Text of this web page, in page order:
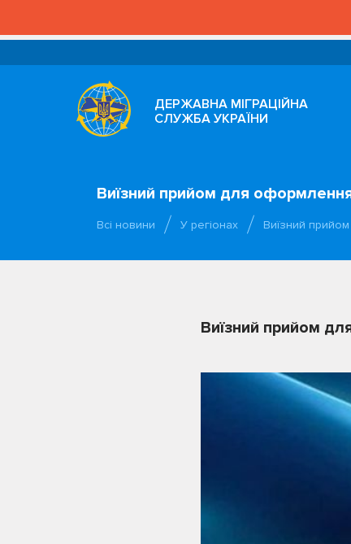
ДЕРЖАВНА МІГРАЦІЙНА
СЛУЖБА УКРАЇНИ
Виїзний прийом для оформлення
Всі новини У регіонах Виїзний
Виїзний прийом